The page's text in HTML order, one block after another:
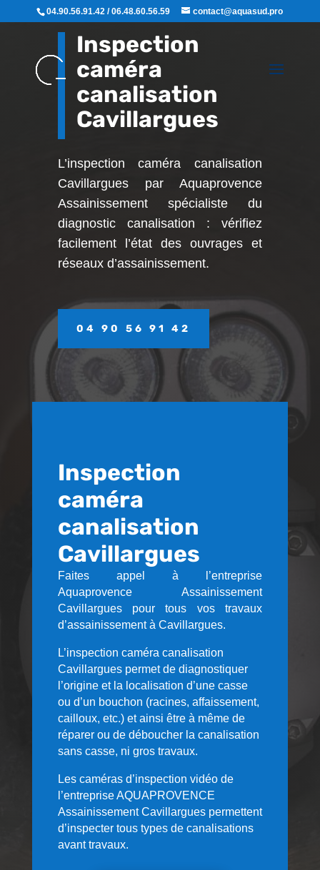
04.90.56.91.42 / 06.48.60.56.59 contact@aquasud.pro
Inspection
caméra
canalisation
Cavillargues
L’inspection caméra canalisation
Cavillargues par Aquaprovence
Assainissement spécialiste du
diagnostic canalisation : vérifiez
facilement l’état des ouvrages et
réseaux d’assainissement.
04 90 56 91 42
Inspection
caméra
canalisation
Cavillargues
Faites appel à l’entreprise
Aquaprovence Assainissement
Cavillargues pour tous vos travaux
d’assainissement à Cavillargues.
L’inspection caméra canalisation
Cavillargues permet de diagnostiquer
l’origine et la localisation d’une casse
ou d’un bouchon (racines, affaissement,
cailloux, etc.) et ainsi être à même de
réparer ou de déboucher la canalisation
sans casse, ni gros travaux.
Les caméras d’inspection vidéo de
l’entreprise AQUAPROVENCE
Assainissement Cavillargues permettent
d’inspecter tous types de canalisations
avant travaux.